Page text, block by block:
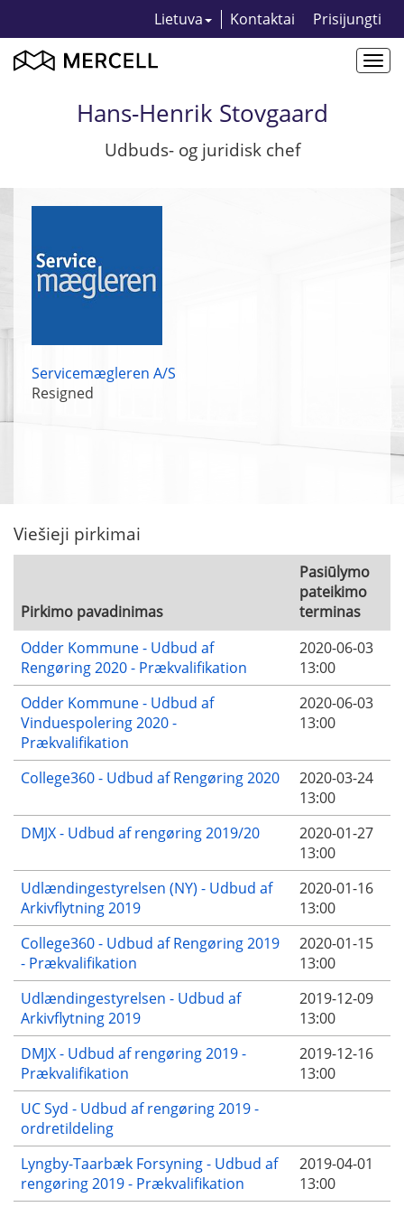
Lietuva Kontaktai Prisijungti
Hans-Henrik Stovgaard
Udbuds- og juridisk chef
Servicemægleren A/S
Resigned
Viešieji pirkimai
Pirkimo pavadinimas
Pasiūlymo
pateikimo
terminas
Odder Kommune - Udbud af
Rengøring 2020 - Prækvalifikation
2020-06-03
13:00
Odder Kommune - Udbud af
Vinduespolering 2020 -
Prækvalifikation
2020-06-03
13:00
College360 - Udbud af Rengøring 2020
2020-03-24
13:00
DMJX - Udbud af rengøring 2019/20
2020-01-27
13:00
Udlændingestyrelsen (NY) - Udbud af
Arkivflytning 2019
2020-01-16
13:00
College360 - Udbud af Rengøring 2019
- Prækvalifikation
2020-01-15
13:00
Udlændingestyrelsen - Udbud af
Arkivflytning 2019
2019-12-09
13:00
DMJX - Udbud af rengøring 2019 -
Prækvalifikation
2019-12-16
13:00
UC Syd - Udbud af rengøring 2019 -
ordretildeling
Lyngby-Taarbæk Forsyning - Udbud af
rengøring 2019 - Prækvalifikation
2019-04-01
13:00